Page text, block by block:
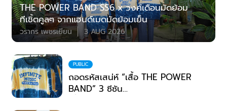
THE POWER BAND SS6 x วงศ์เดือนมัดย้อม
ทีเชิ้ตคูลๆ จากแฮนด์เมดมัดย้อมเย็น
วรากร เพชรเยียน 3 AUG 2026
PUBLIC
ถอดรหัสเสน่ห์ “เสื้อ THE POWER
BAND” 3 ซีซัน